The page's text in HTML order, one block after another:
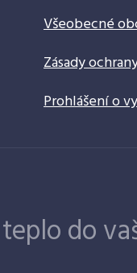
Všeobecné
Zásady
Prohlášení o
do